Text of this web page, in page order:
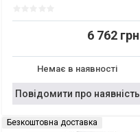
6 762 грн
Немає в наявності
Повідомити про наявність
Безкоштовна доставка